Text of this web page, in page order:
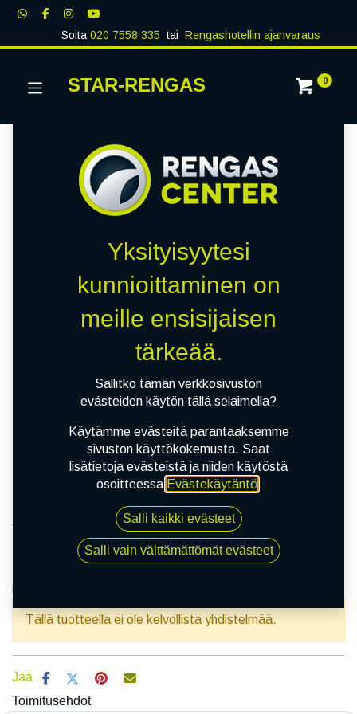
Soita020 7558 335 tai Rengashotellin ajanvaraus
STAR-RENGAS 0
155R13C 90Q APLUS A867
155R13C 90Q APLUS A867
EAN:
Tällä tuotteella ei ole kelvollista yhdistelmää.
Jaa
Toimitusehdot
Yksityisyytesi
kunnioittaminen on
meille ensisijaisen
tärkeää.
Sallitko tämän verkkosivuston
evästeiden käytön tällä selaimella?
Käytämme evästeitä parantaaksemme
sivuston käyttökokemusta. Saat
lisätietoja evästeistä ja niiden käytöstä
osoitteessa Evästekäytäntö.
Salli kaikki evästeet
Salli vain välttämättömät evästeet